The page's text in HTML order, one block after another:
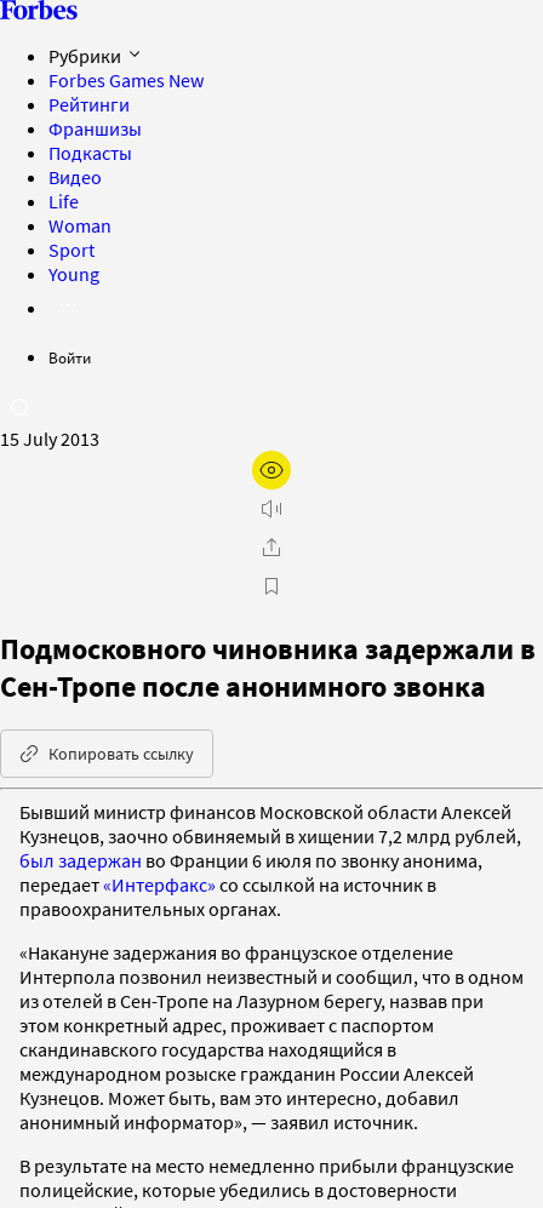
Рубрики
Forbes Games New
Рейтинги
Франшизы
Подкасты
Видео
Life
Woman
Sport
Young
Войти
15 July 2013
Подмосковного чиновника задержали в
Сен-Тропе после анонимного звонка
Копировать ссылку
Бывший министр финансов Московской области Алексей
Кузнецов, заочно обвиняемый в хищении 7,2 млрд рублей,
был задержан во Франции 6 июля по звонку анонима,
передает«Интерфакс» со ссылкой на источник в
правоохранительных органах.
«Накануне задержания во французское отделение
Интерпола позвонил неизвестный и сообщил, что в одном
из отелей в Сен-Тропе на Лазурном берегу, назвав при
этом конкретный адрес, проживает с паспортом
скандинавского государства находящийся в
международном розыске гражданин России Алексей
Кузнецов. Может быть, вам это интересно, добавил
анонимный информатор», — заявил источник.
В результате на место немедленно прибыли французские
полицейские, которые убедились в достоверности